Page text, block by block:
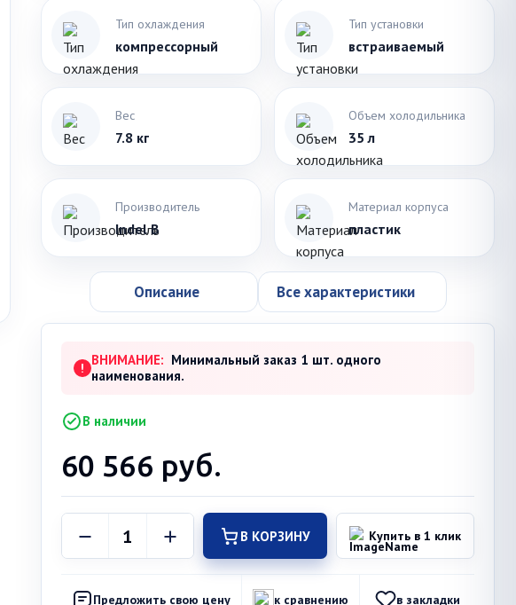
Тип охлаждения
компрессорный
Тип установки
встраиваемый
Вес
7.8 кг
Объем холодильника
35 л
Производитель
Indel B
Материал корпуса
пластик
Описание Все характеристики
! ВНИМАНИЕ: Минимальный заказ 1 шт. одного
наименования.
В наличии
60 566 руб.
В КОРЗИНУ Купить в 1 клик
Предложить свою цену к сравнению в закладки